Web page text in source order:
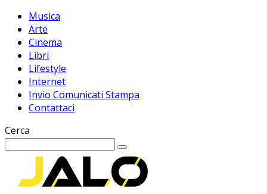
Musica
Arte
Cinema
Libri
Lifestyle
Internet
Invio Comunicati Stampa
Contattaci
Cerca